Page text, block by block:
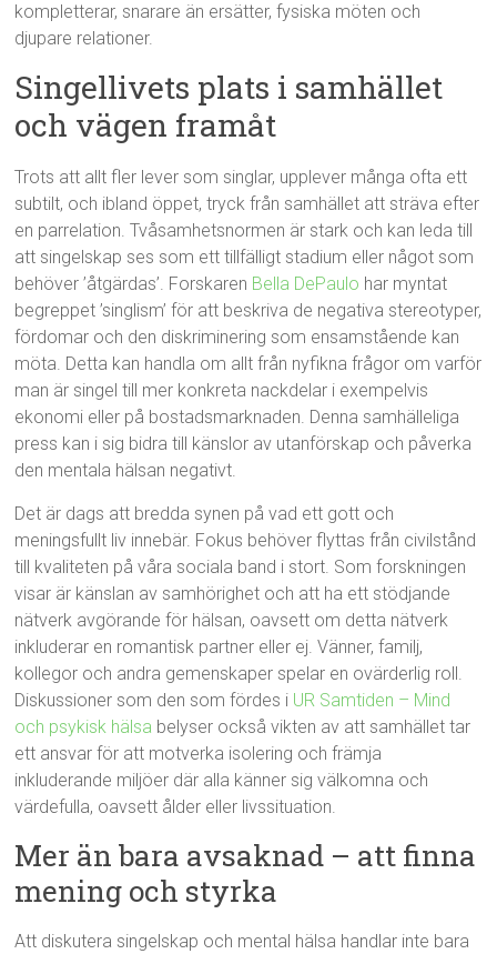
kompletterar, snarare än ersätter, fysiska möten och
djupare relationer.
Singellivets plats i samhället
och vägen framåt
Trots att allt fler lever som singlar, upplever många ofta ett
subtilt, och ibland öppet, tryck från samhället att sträva efter
en parrelation. Tvåsamhetsnormen är stark och kan leda till
att singelskap ses som ett tillfälligt stadium eller något som
behöver ’åtgärdas’. Forskaren Bella DePaulo har myntat
begreppet ’singlism’ för att beskriva de negativa stereotyper,
fördomar och den diskriminering som ensamstående kan
möta. Detta kan handla om allt från nyfikna frågor om varför
man är singel till mer konkreta nackdelar i exempelvis
ekonomi eller på bostadsmarknaden. Denna samhälleliga
press kan i sig bidra till känslor av utanförskap och påverka
den mentala hälsan negativt.
Det är dags att bredda synen på vad ett gott och
meningsfullt liv innebär. Fokus behöver flyttas från civilstånd
till kvaliteten på våra sociala band i stort. Som forskningen
visar är känslan av samhörighet och att ha ett stödjande
nätverk avgörande för hälsan, oavsett om detta nätverk
inkluderar en romantisk partner eller ej. Vänner, familj,
kollegor och andra gemenskaper spelar en ovärderlig roll.
Diskussioner som den som fördes i UR Samtiden – Mind
och psykisk hälsa belyser också vikten av att samhället tar
ett ansvar för att motverka isolering och främja
inkluderande miljöer där alla känner sig välkomna och
värdefulla, oavsett ålder eller livssituation.
Mer än bara avsaknad – att finna
mening och styrka
Att diskutera singelskap och mental hälsa handlar inte bara